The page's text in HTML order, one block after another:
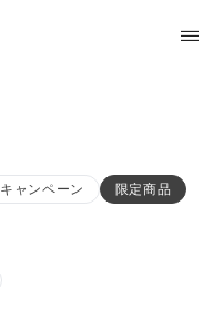
キャンペーン
限定商品